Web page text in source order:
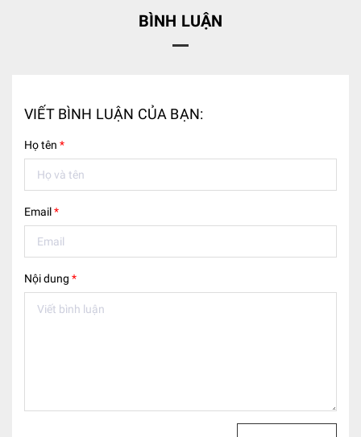
BÌNH LUẬN
VIẾT BÌNH LUẬN CỦA BẠN:
Họ tên *
Email*
Nội dung *